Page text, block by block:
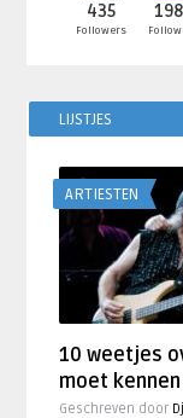
435
Followers
LIJSTJES
ARTIESTEN
10 weetjes
moet kennen
Geschreven door